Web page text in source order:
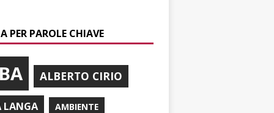
PER PAROLE CHIAVE
ALBERTO CIRIO
LANGA AMBIENTE